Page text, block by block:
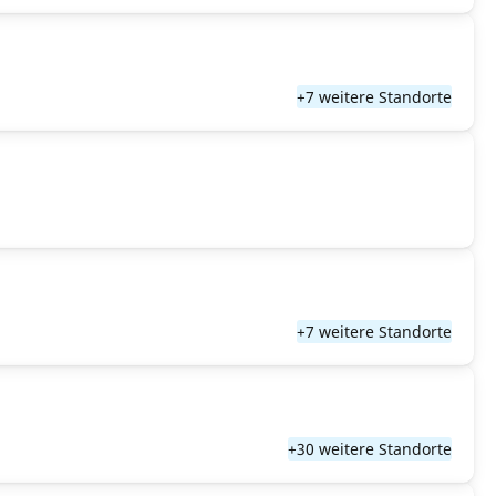
+7 weitere Standorte
+7 weitere Standorte
+30 weitere Standorte